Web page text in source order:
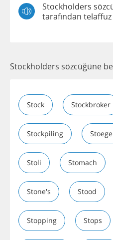
Stockholders
tarafından
Stockholders sözcüğüne
Stock Stockbroker
Stockpiling
Stoli Stomach
Stone's Stood
Stopping Stops